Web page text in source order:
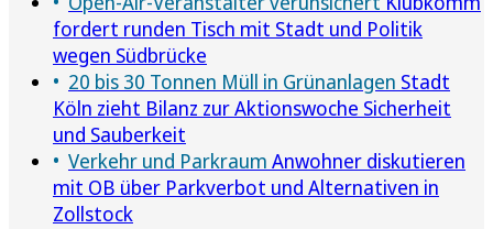
fordert runden Tisch mit Stadt und Politik
wegen Südbrücke
20 bis 30 Tonnen Müll in Grünanlagen Stadt
Köln zieht Bilanz zur Aktionswoche Sicherheit
und Sauberkeit
Verkehr und Parkraum Anwohner diskutieren
mit OB über Parkverbot und Alternativen in
Zollstock